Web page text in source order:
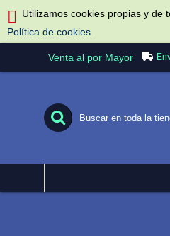
Utilizamos cookies propias y de
Política de cookies
Venta al por Mayor